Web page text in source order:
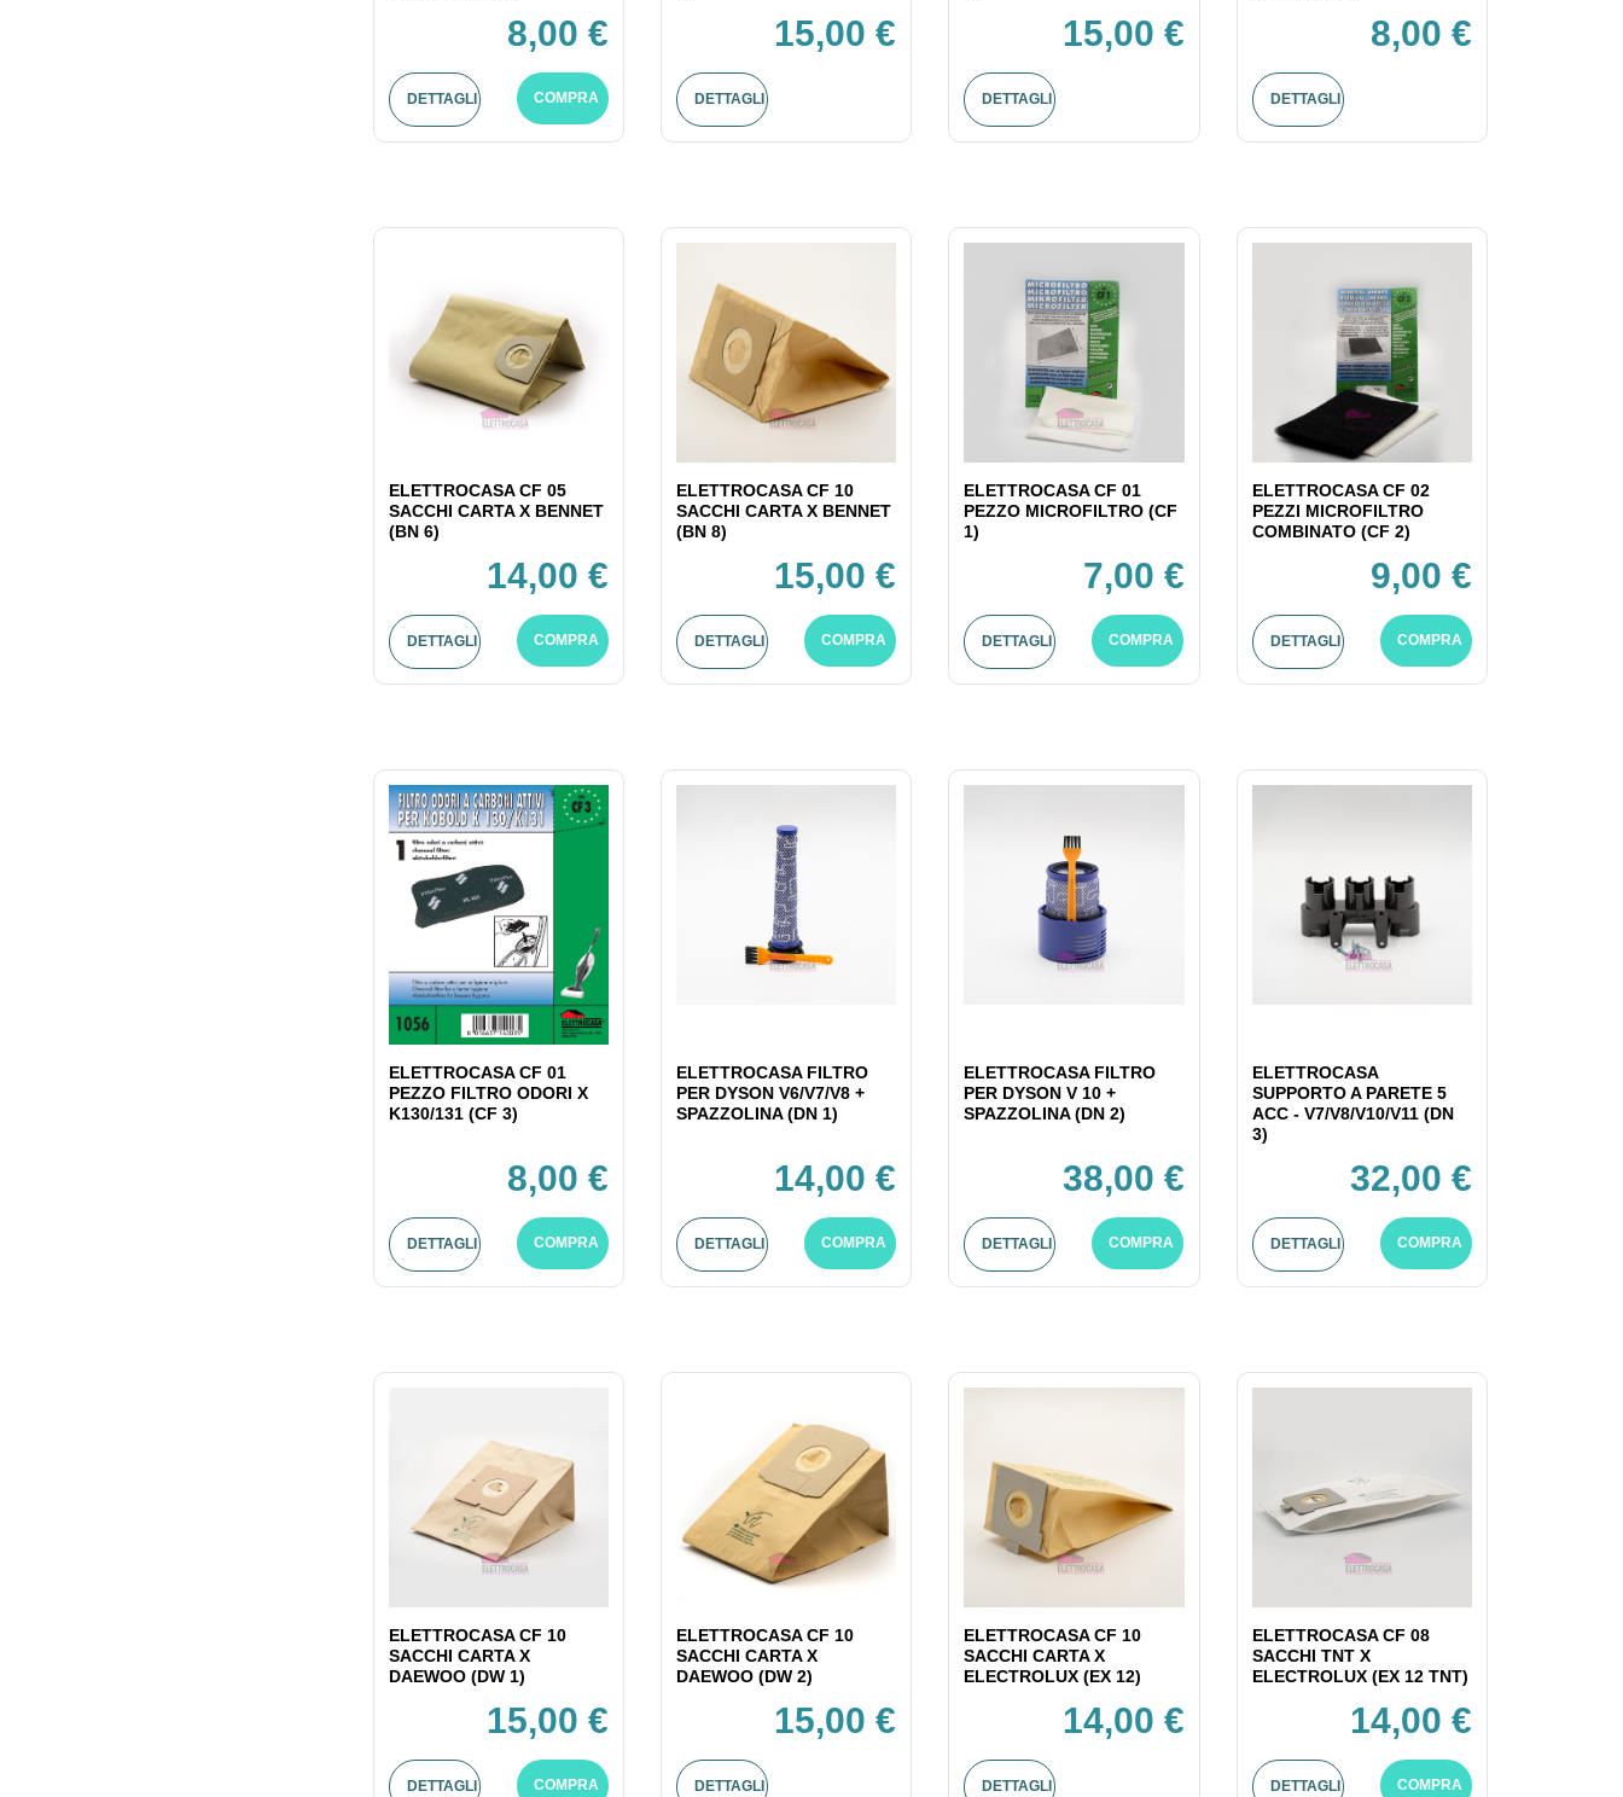
8,00 €
DETTAGLI COMPRA
15,00 €
DETTAGLI
15,00 €
DETTAGLI
8,00 €
DETTAGLI
ELETTROCASA CF 05
SACCHI CARTA X BENNET
(BN 6)
14,00 €
DETTAGLI COMPRA
ELETTROCASA CF 10
SACCHI CARTA X BENNET
(BN 8)
15,00 €
DETTAGLI COMPRA
ELETTROCASA CF 01
PEZZO MICROFILTRO (CF
1)
7,00 €
DETTAGLI COMPRA
ELETTROCASA CF 02
PEZZI MICROFILTRO
COMBINATO (CF 2)
9,00 €
DETTAGLI COMPRA
ELETTROCASA CF 01
PEZZO FILTRO ODORI X
K130/131 (CF 3)
8,00 €
DETTAGLI COMPRA
ELETTROCASA FILTRO
PER DYSON V6/V7/V8 +
SPAZZOLINA (DN 1)
14,00 €
DETTAGLI COMPRA
ELETTROCASA FILTRO
PER DYSON V 10 +
SPAZZOLINA (DN 2)
38,00 €
DETTAGLI COMPRA
ELETTROCASA
SUPPORTO A PARETE 5
ACC - V7/V8/V10/V11 (DN
3)
32,00 €
DETTAGLI COMPRA
ELETTROCASA CF 10
SACCHI CARTA X
DAEWOO (DW 1)
15,00 €
DETTAGLI COMPRA
ELETTROCASA CF 10
SACCHI CARTA X
DAEWOO (DW 2)
15,00 €
DETTAGLI
ELETTROCASA CF 10
SACCHI CARTA X
ELECTROLUX (EX 12)
14,00 €
DETTAGLI
ELETTROCASA CF 08
SACCHI TNT X
ELECTROLUX (EX 12 TNT)
14,00 €
DETTAGLI COMPRA